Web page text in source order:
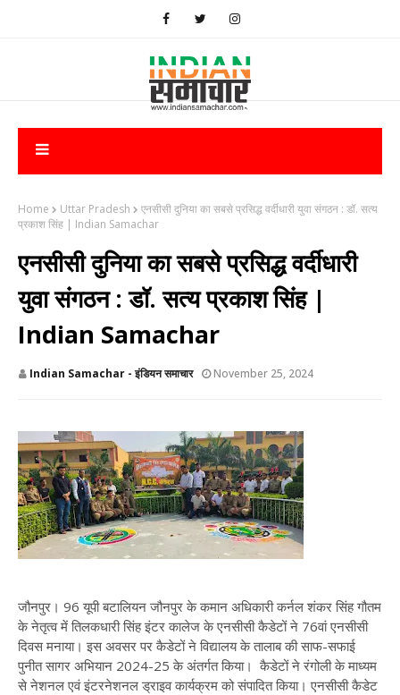
Home Uttar Pradesh
​एनसीसी दुनिया का सबसे प्रसिद्ध वर्दीधारी युवा संगठन : डॉ. सत्य
प्रकाश सिंह | Indian Samachar
​एनसीसी दुनिया का सबसे प्रसिद्ध वर्दीधारी
युवा संगठन : डॉ. सत्य प्रकाश सिंह |
Indian Samachar
Indian Samachar - इंडियन समाचार November 25, 2024
जौनपुर। 96 यूपी बटालियन जौनपुर के कमान अधिकारी कर्नल शंकर सिंह गौतम
के नेतृत्व में तिलकधारी सिंह इंटर कालेज के एनसीसी कैडेटों ने 76वां एनसीसी
दिवस मनाया। इस अवसर पर कैडेटों ने विद्यालय के तालाब की साफ-सफाई
पुनीत सागर अभियान 2024-25 के अंतर्गत किया। कैडेटों ने रंगोली के माध्यम
से नेशनल एवं इंटरनेशनल ड्राइव कार्यक्रम को संपादित किया। एनसीसी कैडेट